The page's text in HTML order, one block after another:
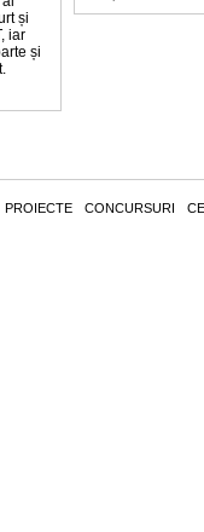
și
iar
și
PROIECTE CONCURSURI